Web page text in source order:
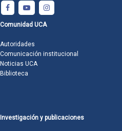
Comunidad UCA
Autoridades
Comunicación institucional
Noticias UCA
Biblioteca
Investigación y publicaciones